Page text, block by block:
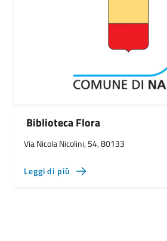
Biblioteca Flora
Via Nicola Nicolini, 54, 80133
Leggi di più